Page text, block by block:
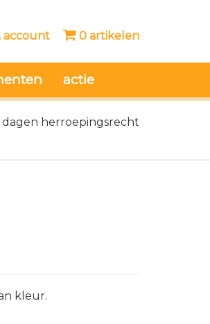
account 0 artikelen
actie
dagen herroepingsrecht
kleur.